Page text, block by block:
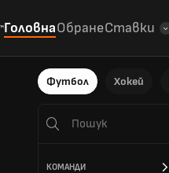
ГоловнаОбранеСтавки
Футбол Хокей
КОМАНДИ